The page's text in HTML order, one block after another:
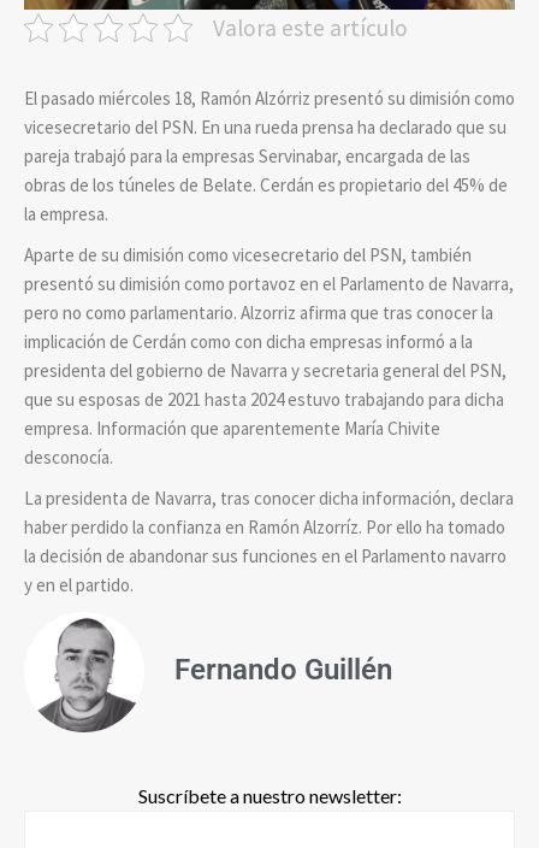
Valora este artículo
El pasado miércoles 18, Ramón Alzórriz presentó su dimisión como
vicesecretario del PSN. En una rueda prensa ha declarado que su
pareja trabajó para la empresas Servinabar, encargada de las
obras de los túneles de Belate. Cerdán es propietario del 45% de
la empresa.
Aparte de su dimisión como vicesecretario del PSN, también
presentó su dimisión como portavoz en el Parlamento de Navarra,
pero no como parlamentario. Alzorriz afirma que tras conocer la
implicación de Cerdán como con dicha empresas informó a la
presidenta del gobierno de Navarra y secretaria general del PSN,
que su esposas de 2021 hasta 2024 estuvo trabajando para dicha
empresa. Información que aparentemente María Chivite
desconocía.
La presidenta de Navarra, tras conocer dicha información, declara
haber perdido la confianza en Ramón Alzorríz. Por ello ha tomado
la decisión de abandonar sus funciones en el Parlamento navarro
y en el partido.
Fernando Guillén
Suscríbete a nuestro newsletter: